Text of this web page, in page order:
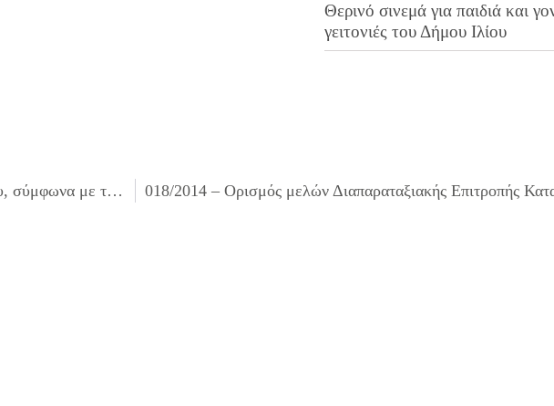
Θερινό σινεμά για παιδιά και
γειτονιές του Δήμου Ιλίου
016/2014 – Ορισμός μελών της Επιτροπής Κτηματολογίου, σύμφωνα με το άρθρο 183 του Ν. 3463/2006, αποτελούμενη από 2 Δημοτικούς Συμβούλους και τους αναπληρωτές τους & 1 Πολιτικό Μηχανικό – Δημ. Υπάλληλο για το έτος 2014